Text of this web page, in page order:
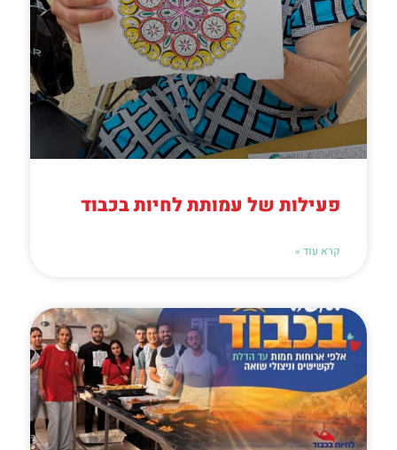
פעילות של עמותת לחיות בכבוד
קרא עוד »